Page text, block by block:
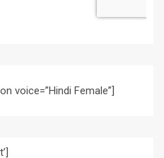
voice=”Hindi Female”]